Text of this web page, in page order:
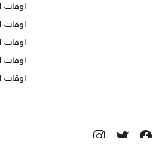
اوقات
اوقات
اوقات
اوقات
اوقات